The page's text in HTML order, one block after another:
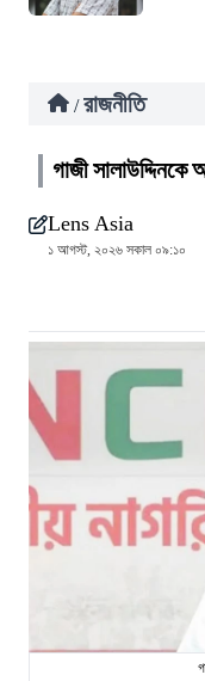
/ রাজনীতি
গাজী
Lens Asia
১ আগস্ট, ২০২৬ সকাল ০৯:১০